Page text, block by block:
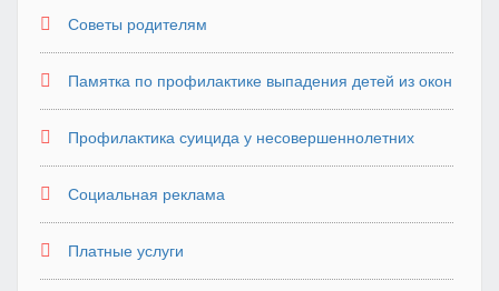
Советы родителям
Памятка по профилактике выпадения детей из окон
Профилактика суицида у несовершеннолетних
Социальная реклама
Платные услуги